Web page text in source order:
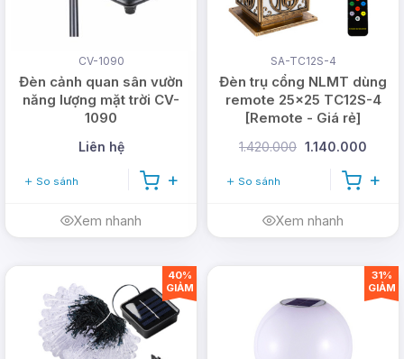
CV-1090
Đèn cảnh quan sân vườn
năng lượng mặt trời CV-
1090
Liên hệ
So sánh
Xem nhanh
SA-TC12S-4
Đèn trụ cổng NLMT dùng
remote 25x25 TC12S-4
[Remote - Giá rẻ]
1.420.000 1.140.000
So sánh
Xem nhanh
40%
GIẢM
31%
GIẢM